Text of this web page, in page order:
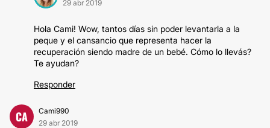
29 abr 2019
Hola Cami! Wow, tantos días sin poder levantarla a la
peque y el cansancio que representa hacer la
recuperación siendo madre de un bebé. Cómo lo llevás?
Te ayudan?
Responder
CA
Cami990
29 abr 2019